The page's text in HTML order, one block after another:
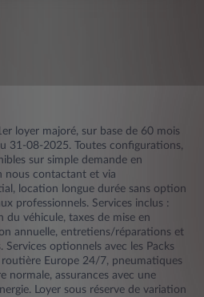
loyer majoré, sur base de 60 mois
31-08-2025. Toutes configurations,
sur simple demande en
nous contactant et via
location longue durée sans option
professionnels. Services inclus :
du véhicule, taxes de mise en
annuelle, entretiens/réparations et
optionnels avec les Packs
Europe 24/7, pneumatiques
normale, assurances avec une
Loyer sous réserve de variation